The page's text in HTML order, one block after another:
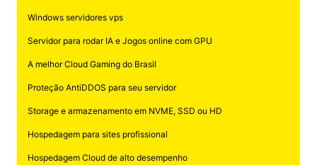
Windows servidores vps
Servidor para rodar IA e Jogos online com GPU
A melhor Cloud Gaming do Brasil
Proteção AntiDDOS para seu servidor
Storage e armazenamento em NVME, SSD ou HD
Hospedagem para sites profissional
Hospedagem Cloud de alto desempenho